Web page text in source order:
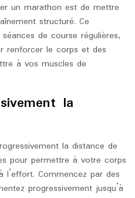
un marathon est de mettre
structuré. Ce
de course régulières,
renforcer le corps et des
à vos muscles de
la
la distance de
pour permettre à votre corps
l’effort. Commencez par des
progressivement jusqu’à